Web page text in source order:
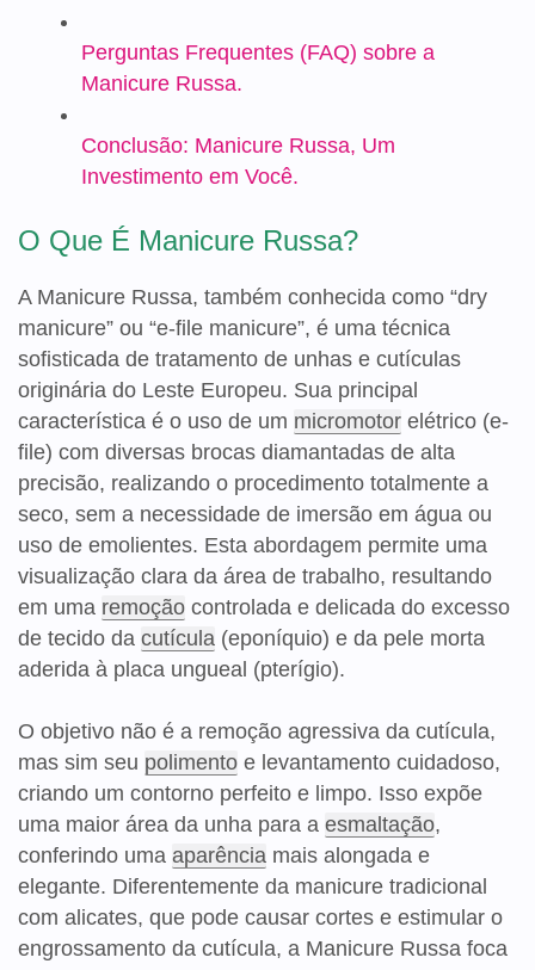
Perguntas Frequentes (FAQ) sobre a
Manicure Russa.
Conclusão: Manicure Russa, Um
Investimento em Você.
O Que É Manicure Russa?
A Manicure Russa, também conhecida como “dry
manicure” ou “e-file manicure”, é uma técnica
sofisticada de tratamento de unhas e cutículas
originária do Leste Europeu. Sua principal
característica é o uso de um micromotor elétrico (e-
file) com diversas brocas diamantadas de alta
precisão, realizando o procedimento totalmente a
seco, sem a necessidade de imersão em água ou
uso de emolientes. Esta abordagem permite uma
visualização clara da área de trabalho, resultando
em uma remoção controlada e delicada do excesso
de tecido da cutícula (eponíquio) e da pele morta
aderida à placa ungueal (pterígio).
O objetivo não é a remoção agressiva da cutícula,
mas sim seu polimento e levantamento cuidadoso,
criando um contorno perfeito e limpo. Isso expõe
uma maior área da unha para a esmaltação,
conferindo uma aparência mais alongada e
elegante. Diferentemente da manicure tradicional
com alicates, que pode causar cortes e estimular o
engrossamento da cutícula, a Manicure Russa foca